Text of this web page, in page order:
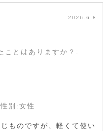
2026.6.8
ことはありますか？ :
性別:女性
ものですが、軽くて使い